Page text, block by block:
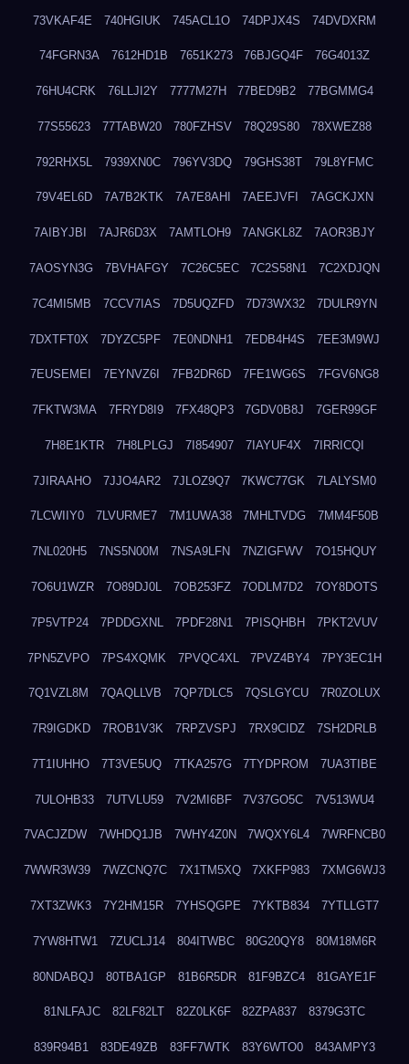
73VKAF4E 740HGIUK 745ACL1O 74DPJX4S 74DVDXRM
74FGRN3A 7612HD1B 7651K273 76BJGQ4F 76G4013Z
76HU4CRK 76LLJI2Y 7777M27H 77BED9B2 77BGMMG4
77S55623 77TABW20 780FZHSV 78Q29S80 78XWEZ88
792RHX5L 7939XN0C 796YV3DQ 79GHS38T 79L8YFMC
79V4EL6D 7A7B2KTK 7A7E8AHI 7AEEJVFI 7AGCKJXN
7AIBYJBI 7AJR6D3X 7AMTLOH9 7ANGKL8Z 7AOR3BJY
7AOSYN3G 7BVHAFGY 7C26C5EC 7C2S58N1 7C2XDJQN
7C4MI5MB 7CCV7IAS 7D5UQZFD 7D73WX32 7DULR9YN
7DXTFT0X 7DYZC5PF 7E0NDNH1 7EDB4H4S 7EE3M9WJ
7EUSEMEI 7EYNVZ6I 7FB2DR6D 7FE1WG6S 7FGV6NG8
7FKTW3MA 7FRYD8I9 7FX48QP3 7GDV0B8J 7GER99GF
7H8E1KTR 7H8LPLGJ 7I854907 7IAYUF4X 7IRRICQI
7JIRAAHO 7JJO4AR2 7JLOZ9Q7 7KWC77GK 7LALYSM0
7LCWIIY0 7LVURME7 7M1UWA38 7MHLTVDG 7MM4F50B
7NL020H5 7NS5N00M 7NSA9LFN 7NZIGFWV 7O15HQUY
7O6U1WZR 7O89DJ0L 7OB253FZ 7ODLM7D2 7OY8DOTS
7P5VTP24 7PDDGXNL 7PDF28N1 7PISQHBH 7PKT2VUV
7PN5ZVPO 7PS4XQMK 7PVQC4XL 7PVZ4BY4 7PY3EC1H
7Q1VZL8M 7QAQLLVB 7QP7DLC5 7QSLGYCU 7R0ZOLUX
7R9IGDKD 7ROB1V3K 7RPZVSPJ 7RX9CIDZ 7SH2DRLB
7T1IUHHO 7T3VE5UQ 7TKA257G 7TYDPROM 7UA3TIBE
7ULOHB33 7UTVLU59 7V2MI6BF 7V37GO5C 7V513WU4
7VACJZDW 7WHDQ1JB 7WHY4Z0N 7WQXY6L4 7WRFNCB0
7WWR3W39 7WZCNQ7C 7X1TM5XQ 7XKFP983 7XMG6WJ3
7XT3ZWK3 7Y2HM15R 7YHSQGPE 7YKTB834 7YTLLGT7
7YW8HTW1 7ZUCLJ14 804ITWBC 80G20QY8 80M18M6R
80NDABQJ 80TBA1GP 81B6R5DR 81F9BZC4 81GAYE1F
81NLFAJC 82LF82LT 82Z0LK6F 82ZPA837 8379G3TC
839R94B1 83DE49ZB 83FF7WTK 83Y6WTO0 843AMPY3